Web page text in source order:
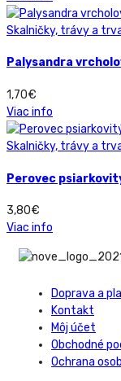
Skalničky, trávy a
Palysandra
1,70€
Viac info
Skalničky, trávy a
Perovec
3,80€
Viac info
Doprava a
Kontakt
Môj účet
Obchodné
Ochrana